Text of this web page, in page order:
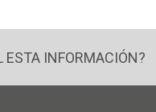
ESTA INFORMACIÓN?